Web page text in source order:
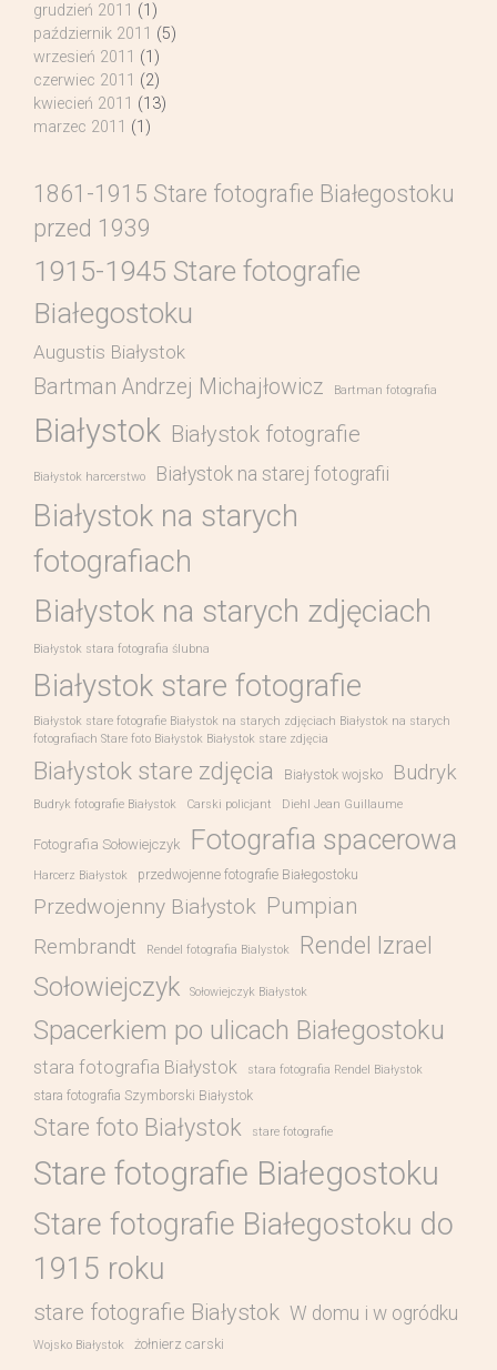
grudzień 2011 (1)
październik 2011 (5)
wrzesień 2011 (1)
czerwiec 2011 (2)
kwiecień 2011 (13)
marzec 2011 (1)
1861-1915 Stare fotografie Białegostoku
przed 1939
1915-1945 Stare fotografie
Białegostoku
Augustis Białystok
Bartman Andrzej Michajłowicz Bartman fotografia
Białystok Białystok fotografie
Białystok harcerstwo Białystok na starej fotografii
Białystok na starych
fotografiach
Białystok na starych zdjęciach
Białystok stara fotografia ślubna
Białystok stare fotografie
Białystok stare fotografie Białystok na starych zdjęciach Białystok na starych
fotografiach Stare foto Białystok Białystok stare zdjęcia
Białystok stare zdjęcia Białystok wojsko Budryk
Budryk fotografie Białystok Carski policjant Diehl Jean Guillaume
Fotografia Sołowiejczyk Fotografia spacerowa
Harcerz Białystok przedwojenne fotografie Białegostoku
Przedwojenny Białystok Pumpian
Rembrandt Rendel fotografia Bialystok Rendel Izrael
Sołowiejczyk Sołowiejczyk Białystok
Spacerkiem po ulicach Białegostoku
stara fotografia Białystok stara fotografia Rendel Białystok
stara fotografia Szymborski Białystok
Stare foto Białystok stare fotografie
Stare fotografie Białegostoku
Stare fotografie Białegostoku do
1915 roku
stare fotografie Białystok W domu i w ogródku
Wojsko Białystok żołnierz carski